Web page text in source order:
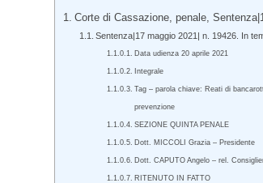
Corte di Cassazione, penale,
Sentenza|17 maggio 2021| n. 19426. In
Data udienza 20 aprile 2021
Integrale
Tag – parola chiave: Reati di
prevenzione
SEZIONE QUINTA PENALE
Dott. MICCOLI Grazia – Presidente
Dott. CAPUTO Angelo – rel.
RITENUTO IN FATTO